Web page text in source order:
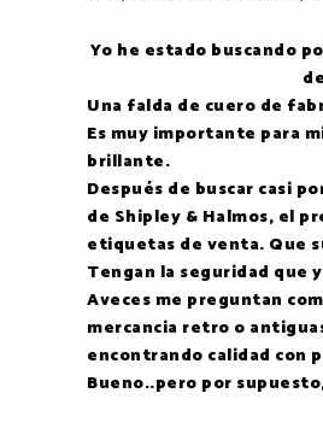
Yo he estado buscando
Una falda de cuero de
Es muy importante para
brillante.
Después de buscar casi
de Shipley & Halmos, el
etiquetas de venta. Que
Tengan la seguridad que
Aveces me preguntan
mercancia retro o
encontrando calidad con
Bueno..pero por